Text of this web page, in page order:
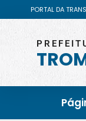
PORTAL DA